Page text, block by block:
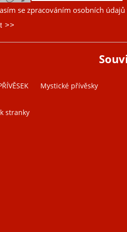
se zpracováním osobních
Mystické přívěsky
stranky